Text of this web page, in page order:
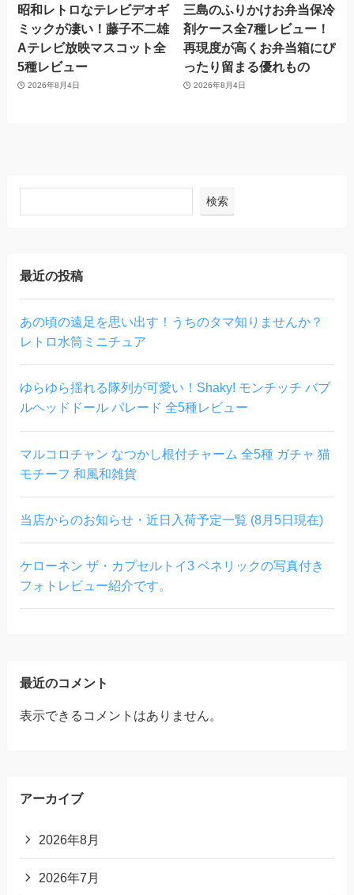
昭和レトロなテレビデオギ
ミックが凄い！藤子不二雄
Aテレビ放映マスコット全
5種レビュー
2026年8月4日
三島のふりかけお弁当保冷
剤ケース全7種レビュー！
再現度が高くお弁当箱にぴ
ったり留まる優れもの
2026年8月4日
検索
最近の投稿
あの頃の遠足を思い出す！うちのタマ知りませんか？
レトロ水筒ミニチュア
ゆらゆら揺れる隊列が可愛い！Shaky! モンチッチ バブ
ルヘッドドール パレード 全5種レビュー
マルコロチャン なつかし根付チャーム 全5種 ガチャ 猫
モチーフ 和風和雑貨
当店からのお知らせ・近日入荷予定一覧 (8月5日現在)
ケローネン ザ・カプセルトイ3 ベネリックの写真付き
フォトレビュー紹介です。
最近のコメント
表示できるコメントはありません。
アーカイブ
2026年8月
2026年7月